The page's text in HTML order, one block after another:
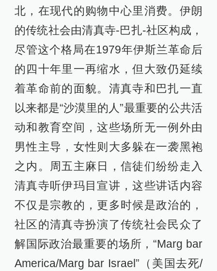
北，在现代的购物中心里消费。伊朗
的传统社会由清真寺-巴扎-社区构成，
尽管这个格局在1979年伊斯兰革命后
的四十年里一再缩水，但大致仍延续
着革命前的面貌。清真寺和巴扎一直
以来都是“沙漠里的人”最重要的公共活
动和教育空间，这些场所无一例外由
男性主导，女性则大多躲在一袭黑袍
之内。周五主麻日，信徒们纷纷走入
清真寺听伊玛目宣讲，这些讲话内容
不仅是宗教的，更多时候是政治的，
社区的清真寺扮演了传统社会民众了
解国际政治最重要的场所，“Marg bar
America/Marg bar Israel”（美国去死/